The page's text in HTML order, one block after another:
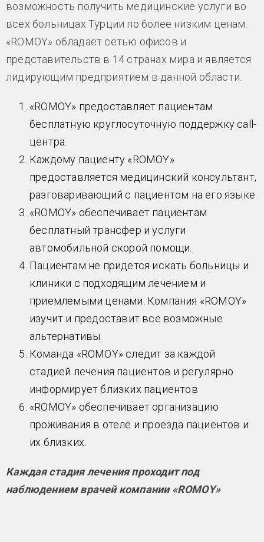
возможность получить медицинские услуги во
всех больницах Турции по более низким ценам.
«ROMOY» обладает сетью офисов и
представительств в 14 странах мира и является
лидирующим предприятием в данной области.
«ROMOY» предоставляет пациентам
бесплатную круглосуточную поддержку call-
центра.
Каждому пациенту «ROMOY»
предоставляется медицинский консультант,
разговаривающий с пациентом на его языке.
«ROMOY» обеспечивает пациентам
бесплатный трансфер и услуги
автомобильной скорой помощи.
Пациентам не придется искать больницы и
клиники с подходящим лечением и
приемлемыми ценами. Компания «ROMOY»
изучит и предоставит все возможные
альтернативы.
Команда «ROMOY» следит за каждой
стадией лечения пациентов и регулярно
информирует близких пациентов
«ROMOY» обеспечивает организацию
проживания в отеле и проезда пациентов и
их близких.
Каждая стадия лечения проходит под
наблюдением врачей компании «ROMOY»